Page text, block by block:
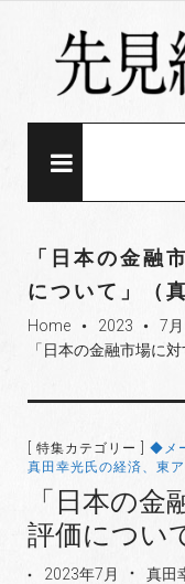
「日本の金融
について」（
Home fiber_manual_record 2023 fiber_manual_record 7月
「日本の金融市場に
[ 特集カテゴリー ] ◆メ
真田幸光氏の経済、東
「日本の金
評価につい
2023年7月 真田